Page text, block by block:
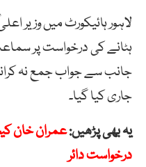
لاہور ہائیکورٹ میں وزیر
ہٹانے کی درخواست پر
جانب سے جواب جمع نہ
جاری کیا گیا۔
یہ بھی پڑھیں:عمران خان
درخواست دائر